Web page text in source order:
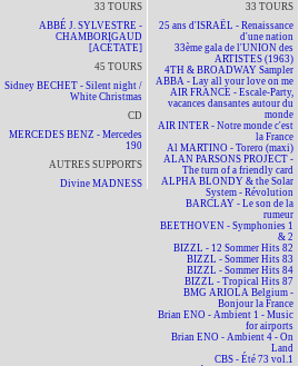
33 TOURS
ABBÉ J. SYLVESTRE -
CHAMBORIGAUD
[ACÉTATE]
45 TOURS
Sidney BECHET - Silent night /
White Christmas
CD
MERCEDES BENZ - Mercedes
190
AUTRES SUPPORTS
Divine MADNESS
33 TOURS
25 ans d'ISRAËL - Renaissance
d'une nation
33ème gala de l'UNION des
ARTISTES (1963)
4TH & BROADWAY Sampler
ABBA - Lay all your love on me
AIR FRANCE - Escale-Party,
vacances dansantes autour du
monde
AIR INTER - Notre monde c'est
la France
Al MARTINO - Torero (maxi)
ALAN PARSONS PROJECT -
The turn of a friendly card
ALPHA BLONDY & the Solar
System - Révolution
BARCLAY - Le son de la
rumeur
BEETHOVEN - Symphonies 1
& 2
BIZZL - 12 Sommer Hits 82
BIZZL - Sommer Hits 83
BIZZL - Sommer Hits 84
BIZZL - Tropical Hits 87
BMG ARIOLA Belgium -
Bonjour la France
Brian ENO - Ambient 1 - Music
for airports
Brian ENO - Ambient 4 - On
Land
CBS - Été 73 vol.1